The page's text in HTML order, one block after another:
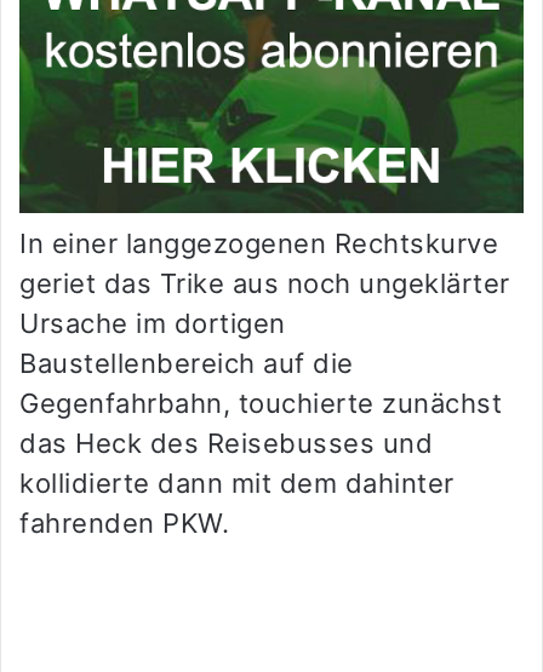
In einer langgezogenen Rechtskurve
geriet das Trike aus noch ungeklärter
Ursache im dortigen
Baustellenbereich auf die
Gegenfahrbahn, touchierte zunächst
das Heck des Reisebusses und
kollidierte dann mit dem dahinter
fahrenden PKW.